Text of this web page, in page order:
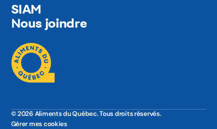
SIAM
Nous joindre
© 2026 Aliments du Québec. Tous droits réservés.
Gérer mes cookies